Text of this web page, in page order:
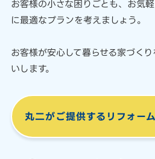
お客様の小さな困りごとも、 お気
に最適なプランを考えましょう。
お客様が安心して暮らせる家づくり
いします。
丸二がご提供する リフォー